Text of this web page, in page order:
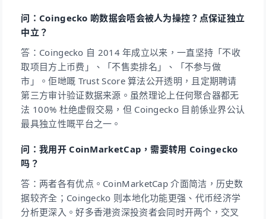
问：Coingecko 啲数据会唔会被人为操控？点保证独立
中立？
答：Coingecko 自 2014 年成立以来，一直坚持「不收
取项目方上币费」、「不售卖排名」、「不参与做
市」。佢哋嘅 Trust Score 算法公开透明，且定期聘请
第三方审计验证数据来源。虽然理论上任何聚合器都无
法 100% 杜绝虚假交易，但 Coingecko 目前係业界公认
最具独立性嘅平台之一。
问：我用开 CoinMarketCap，需要转用 Coingecko
吗？
答：两者各有优点。CoinMarketCap 介面简洁，历史数
据较齐全；Coingecko 则本地化功能更强、代币经济学
分析更深入。好多香港资深投资者会同时开两个，交叉